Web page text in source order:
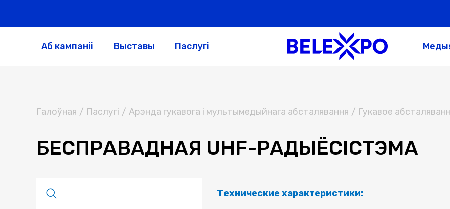
Аб кампаніі Выставы Паслугі
Галоўная / Паслугi / Арэнда гукавога і мультымедыйнага абсталявання / Гукавое
БЕСПРАВАДНАЯ UHF-РАДЫЁСІСТЭМА
Технические характеристики: